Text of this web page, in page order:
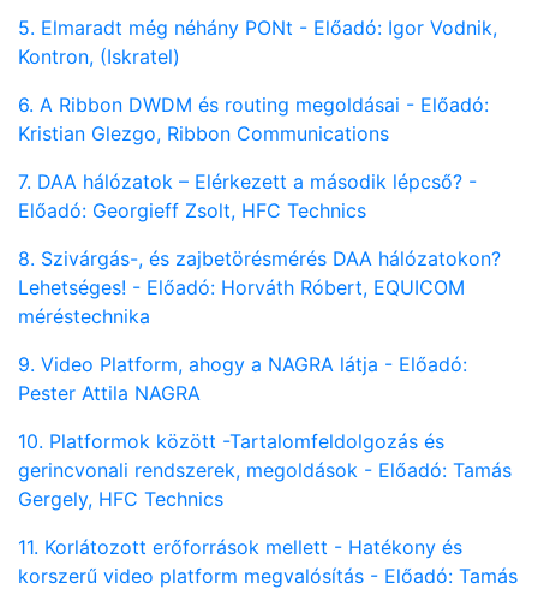
5. Elmaradt még néhány PONt - Előadó: Igor Vodnik,
Kontron, (Iskratel)
6. A Ribbon DWDM és routing megoldásai - Előadó:
Kristian Glezgo, Ribbon Communications
7. DAA hálózatok – Elérkezett a második lépcső? -
Előadó: Georgieff Zsolt, HFC Technics
8. Szivárgás-, és zajbetörésmérés DAA hálózatokon?
Lehetséges! - Előadó: Horváth Róbert, EQUICOM
méréstechnika
9. Video Platform, ahogy a NAGRA látja - Előadó:
Pester Attila NAGRA
10. Platformok között -Tartalomfeldolgozás és
gerincvonali rendszerek, megoldások - Előadó: Tamás
Gergely, HFC Technics
11. Korlátozott erőforrások mellett - Hatékony és
korszerű video platform megvalósítás - Előadó: Tamás